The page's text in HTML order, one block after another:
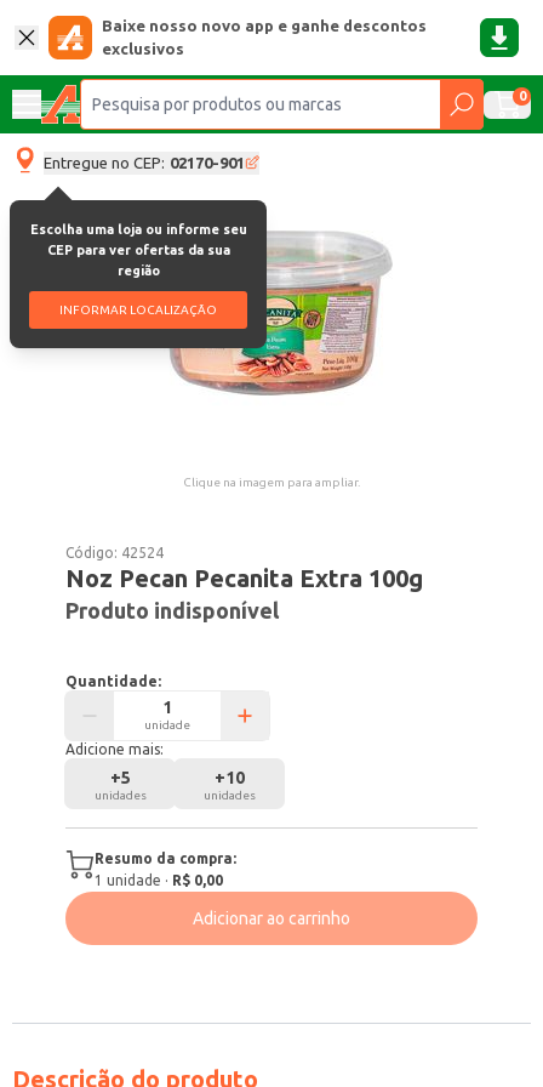
Baixe nosso novo app e ganhe descontos
exclusivos
0
Entregue no CEP: 02170-901
Escolha uma loja ou informe seu
CEP para ver ofertas da sua
região
INFORMAR LOCALIZAÇÃO
Clique na imagem para ampliar.
Código: 42524
Noz Pecan Pecanita Extra 100g
Produto indisponível
Quantidade:
unidade
Adicione mais:
+5
unidades
+10
unidades
Resumo da compra:
1 unidade · R$ 0,00
Adicionar ao carrinho
Descrição do produto